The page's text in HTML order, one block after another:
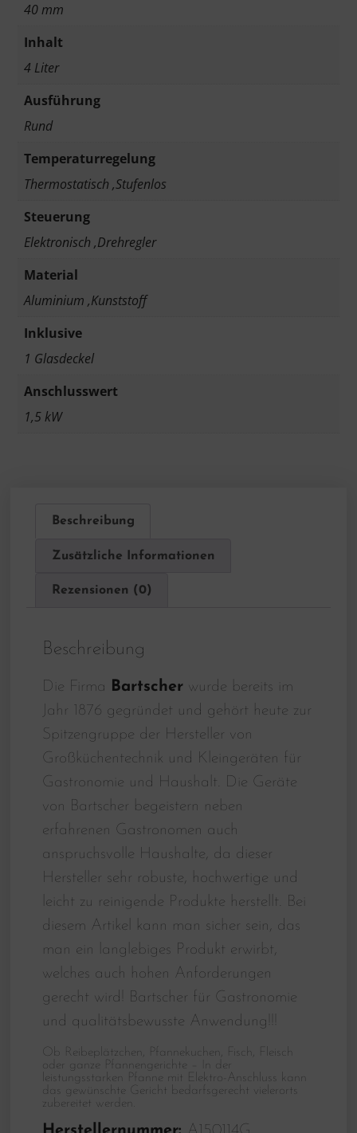
40 mm
Inhalt
4 Liter
Ausführung
Rund
Temperaturregelung
Thermostatisch ,Stufenlos
Steuerung
Elektronisch ,Drehregler
Material
Aluminium ,Kunststoff
Inklusive
1 Glasdeckel
Anschlusswert
1,5 kW
Beschreibung
Zusätzliche Informationen
Rezensionen (0)
Beschreibung
Die Firma Bartscher wurde bereits im
Jahr 1876 gegründet und gehört heute zur
Spitzengruppe der Hersteller von
Großküchentechnik und Kleingeräten für
Gastronomie und Haushalt. Die Geräte
von Bartscher begeistern neben
erfahrenen Gastronomen auch
anspruchsvolle Haushalte, da dieser
Hersteller sehr robuste, hochwertige und
leicht zu reinigende Produkte herstellt. Bei
diesem Artikel kann man sicher sein, das
man ein langlebiges Produkt erwirbt,
welches auch hohen Anforderungen
gerecht wird! Bartscher für Gastronomie
und qualitätsbewusste Anwendung!!!
Ob Reibeplätzchen, Pfannekuchen, Fisch, Fleisch
oder ganze Pfannengerichte – In der
leistungsstarken Pfanne mit Elektro-Anschluss kann
das gewünschte Gericht bedarfsgerecht vielerorts
zubereitet werden.